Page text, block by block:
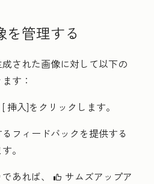
を管理する
された画像に対して以下の
す：
[ 挿入]をクリックします。
フィードバックを提供する
。
あれば、
thumbsUpIcon サムズアップア